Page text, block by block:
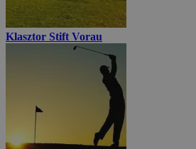
Klasztor Stift Vorau